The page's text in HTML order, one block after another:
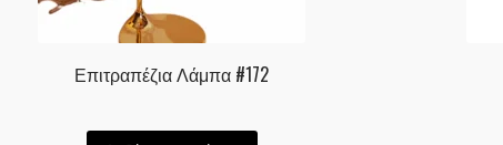
Επιτραπέζια Λάμπα #172